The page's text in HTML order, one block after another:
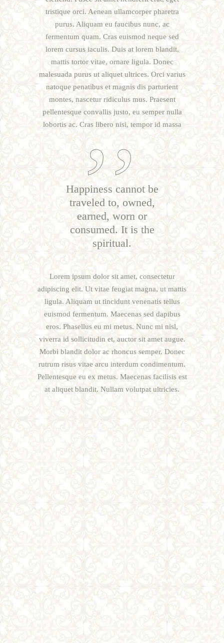
tristique orci. Aenean ullamcorper pharetra
purus. Aliquam eu faucibus nunc, ac
fermentum quam. Cras euismod neque sed
lorem cursus iaculis. Duis at lorem blandit,
mattis tortor vitae, ornare ligula. Donec
malesuada purus ut aliquet ultrices. Orci varius
natoque penatibus et magnis dis parturient
montes, nascetur ridiculus mus. Praesent
pellentesque convallis justo, eu semper nulla
lobortis ac. Cras libero nisi, tempor id massa
Happiness cannot be
traveled to, owned,
earned, worn or
consumed. It is the
spiritual.
Lorem ipsum dolor sit amet, consectetur
adipiscing elit. Ut vitae feugiat magna, ut mattis
ligula. Aliquam ut tincidunt venenatis tellus
euismod fermentum. Maecenas sed dapibus
eros. Phasellus eu mi metus. Nunc mi nisl,
viverra id sollicitudin et, auctor sit amet augue.
Morbi blandit dolor ac rhoncus semper. Donec
rutrum risus vitae arcu interdum condimentum.
Pellentesque eu ex metus. Maecenas facilisis est
at aliquet blandit. Nullam volutpat ultricies.